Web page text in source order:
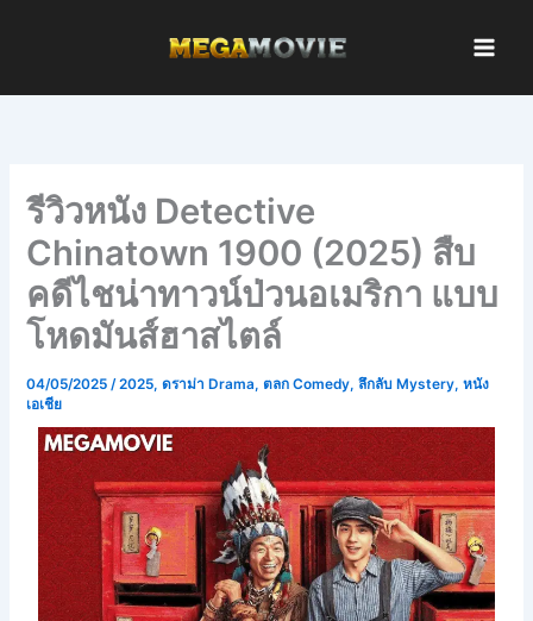
รีวิวหนัง Detective
Chinatown 1900 (2025) สืบ
คดีไชน่าทาวน์ป่วนอเมริกา แบบ
โหดมันส์ฮาสไตล์
04/05/2025/2025,ดราม่า Drama,ตลก Comedy,ลึกลับ Mystery,หนัง
เอเชีย